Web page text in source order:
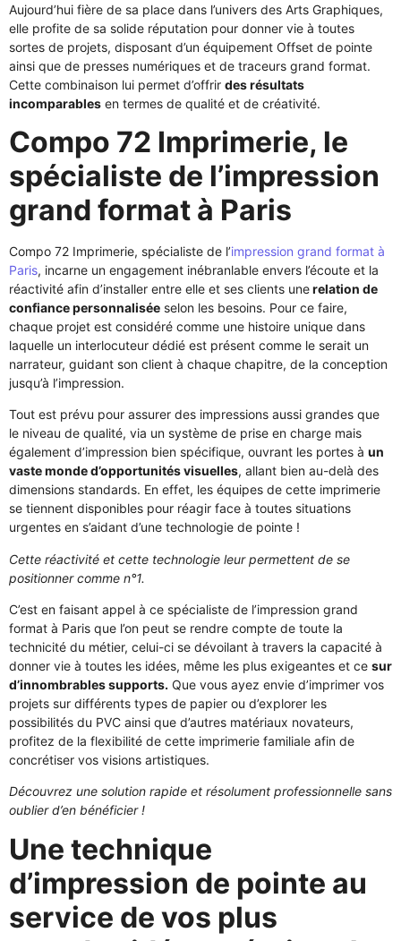
Aujourd’hui fière de sa place dans l’univers des Arts Graphiques,
elle profite de sa solide réputation pour donner vie à toutes
sortes de projets, disposant d’un équipement Offset de pointe
ainsi que de presses numériques et de traceurs grand format.
Cette combinaison lui permet d’offrir des résultats
incomparables en termes de qualité et de créativité.
Compo 72 Imprimerie, le
spécialiste de l’impression
grand format à Paris
Compo 72 Imprimerie, spécialiste de l’impression grand format à
Paris, incarne un engagement inébranlable envers l’écoute et la
réactivité afin d’installer entre elle et ses clients unerelation de
confiance personnalisée selon les besoins. Pour ce faire,
chaque projet est considéré comme une histoire unique dans
laquelle un interlocuteur dédié est présent comme le serait un
narrateur, guidant son client à chaque chapitre, de la conception
jusqu’à l’impression.
Tout est prévu pour assurer des impressions aussi grandes que
le niveau de qualité, via un système de prise en charge mais
également d’impression bien spécifique, ouvrant les portes à un
vaste monde d’opportunités visuelles, allant bien au-delà des
dimensions standards. En effet, les équipes de cette imprimerie
se tiennent disponibles pour réagir face à toutes situations
urgentes en s’aidant d’une technologie de pointe !
Cette réactivité et cette technologie leur permettent de se
positionner comme n°1.
C’est en faisant appel à ce spécialiste de l’impression grand
format à Paris que l’on peut se rendre compte de toute la
technicité du métier, celui-ci se dévoilant à travers la capacité à
donner vie à toutes les idées, même les plus exigeantes et ce sur
d’innombrables supports. Que vous ayez envie d’imprimer vos
projets sur différents types de papier ou d’explorer les
possibilités du PVC ainsi que d’autres matériaux novateurs,
profitez de la flexibilité de cette imprimerie familiale afin de
concrétiser vos visions artistiques.
Découvrez une solution rapide et résolument professionnelle sans
oublier d’en bénéficier !
Une technique
d’impression de pointe au
service de vos plus